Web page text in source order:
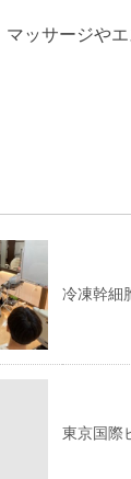
マッサージや
冷凍幹細
東京国際